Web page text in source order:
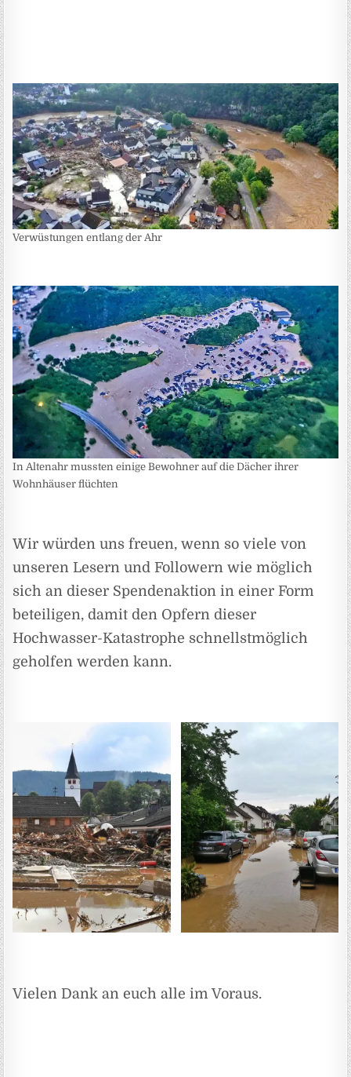
Verwüstungen entlang der Ahr
In Altenahr mussten einige Bewohner auf die Dächer ihrer
Wohnhäuser flüchten
Wir würden uns freuen, wenn so viele von
unseren Lesern und Followern wie möglich
sich an dieser Spendenaktion in einer Form
beteiligen, damit den Opfern dieser
Hochwasser-Katastrophe schnellstmöglich
geholfen werden kann.
Vielen Dank an euch alle im Voraus.